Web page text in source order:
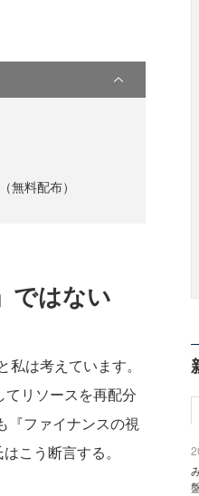
無料配布）
ではない
私は考えています。
リソースを再配分
『ファイナンスの視
こう断言する。